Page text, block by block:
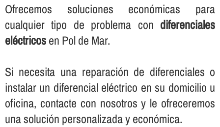
Ofrecemos soluciones económicas para
cualquier tipo de problema con diferenciales
eléctricosen Pol de Mar.
Si necesita una reparación de diferenciales o
instalar un diferencial eléctrico en su domicilio u
oficina, contacte con nosotros y le ofreceremos
una solución personalizada y económica.